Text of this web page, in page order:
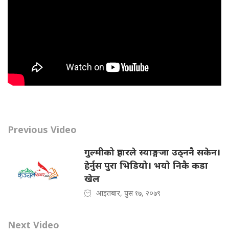
Previous Video
गुल्मीको प्रहारले स्याङ्गजा उठ्ननै सकेन।
हेर्नुस पुरा भिडियो। भयो निकै कडा
खेल
आइतबार, पुस १७, २०७९
Next Video